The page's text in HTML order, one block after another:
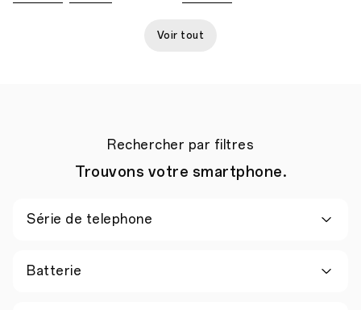
Voir tout
Rechercher par filtres
Trouvons votre smartphone.
Série de telephone
Batterie